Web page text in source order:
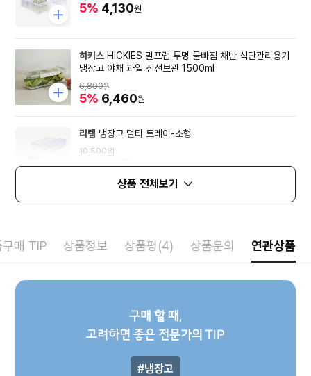
5% 4,130원
히키스 HICKIES 밀프랩 투명 물빠짐 채반 식단관리용기
냉장고 야채 과일 신선보관 1500ml
6,800원
5% 6,460원
리템 냉장고 멀티 트레이-소형
10,500원
5%9,970원
상품 전체보기
구매 TIP 상품정보 상품평(4) 상품문의 연관상품
구매 할 때,
고려하면 좋은 전문가의 TIP
냉장고